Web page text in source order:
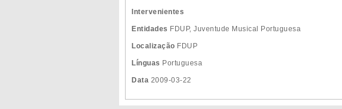
Intervenientes
Entidades FDUP, Juventude Musical Portuguesa
Localização FDUP
Línguas Portuguesa
Data 2009-03-22